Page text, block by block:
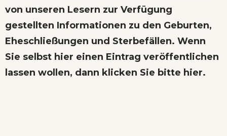
von unseren Lesern zur Verfügung
gestellten Informationen zu den Geburten,
Eheschließungen und Sterbefällen. Wenn
Sie selbst hier einen Eintrag veröffentlichen
lassen wollen, dann klicken Sie bitte hier.